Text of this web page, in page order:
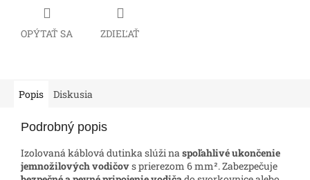
OPÝTAŤ SA ZDIEĽAŤ
Popis Diskusia
Podrobný popis
Izolovaná káblová dutinka slúži naspoľahlivé ukončenie
jemnožilových vodičovs prierezom 6 mm². Zabezpečuje